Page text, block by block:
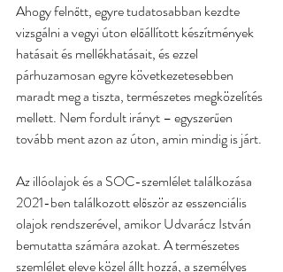
Ahogy felnőtt, egyre tudatosabban kezdte
vizsgálni a vegyi úton előállított készítmények
hatásait és mellékhatásait, és ezzel
párhuzamosan egyre következetesebben
maradt meg a tiszta, természetes megközelítés
mellett. Nem fordult irányt – egyszerűen
tovább ment azon az úton, amin mindig is járt.
Az illóolajok és a SOC-szemlélet találkozása
2021-ben találkozott először az esszenciális
olajok rendszerével, amikor Udvarácz István
bemutatta számára azokat. A természetes
szemlélet eleve közel állt hozzá, a személyes